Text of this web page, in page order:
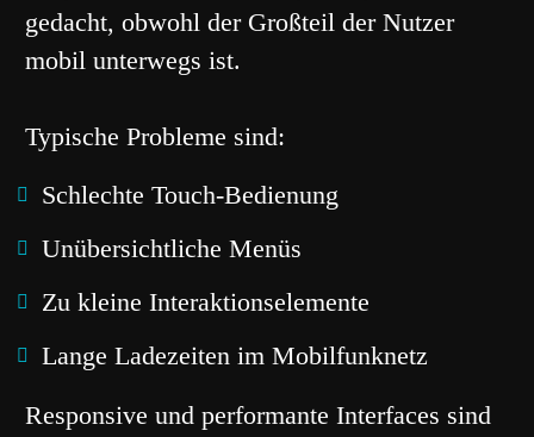
gedacht, obwohl der Großteil der Nutzer
mobil unterwegs ist.
Typische Probleme sind:
Schlechte Touch-Bedienung
Unübersichtliche Menüs
Zu kleine Interaktionselemente
Lange Ladezeiten im Mobilfunknetz
Responsive und performante Interfaces sind